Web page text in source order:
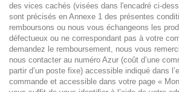
des vices cachés (visées dans l'encadré ci-
sont précisés en Annexe 1 des présentes
remboursons ou nous vous échangeons les
défectueux ou ne correspondant pas à votre
demandez le remboursement, nous vous
nous contacter au numéro Azur (coût d’une
partir d’un poste fixe) accessible indiqué dans
commande et accessible dans votre page «